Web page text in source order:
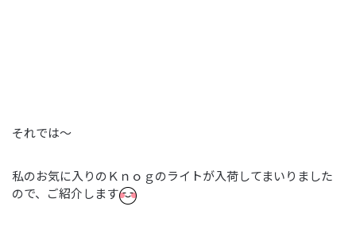
それでは～
私のお気に入りのＫｎｏｇのライトが入荷してまいりました
ので、ご紹介します